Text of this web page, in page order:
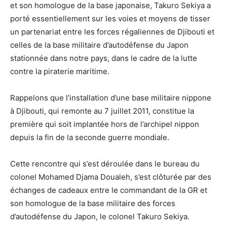
et son homologue de la base japonaise, Takuro Sekiya a
porté essentiellement sur les voies et moyens de tisser
un partenariat entre les forces régaliennes de Djibouti et
celles de la base militaire d’autodéfense du Japon
stationnée dans notre pays, dans le cadre de la lutte
contre la piraterie maritime.
Rappelons que l’installation d’une base militaire nippone
à Djibouti, qui remonte au 7 juillet 2011, constitue la
première qui soit implantée hors de l’archipel nippon
depuis la fin de la seconde guerre mondiale.
Cette rencontre qui s’est déroulée dans le bureau du
colonel Mohamed Djama Doualeh, s’est clôturée par des
échanges de cadeaux entre le commandant de la GR et
son homologue de la base militaire des forces
d’autodéfense du Japon, le colonel Takuro Sekiya.